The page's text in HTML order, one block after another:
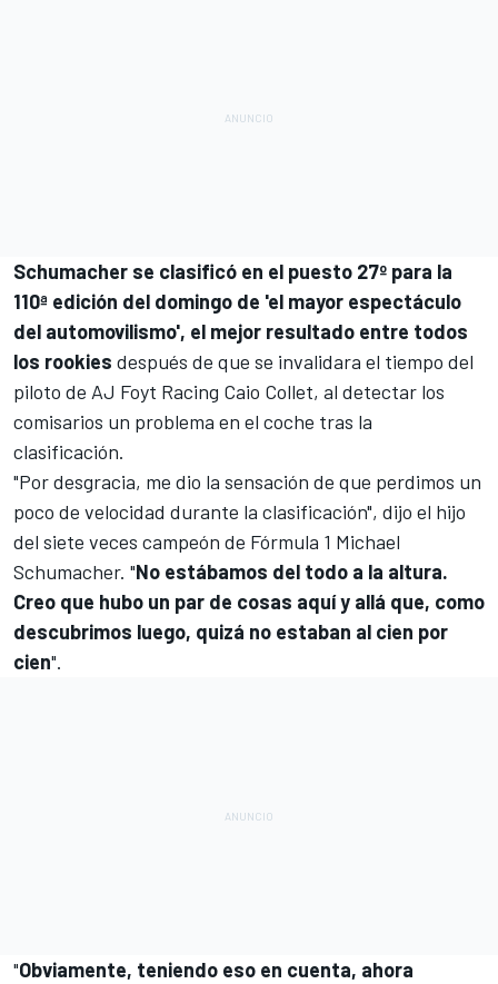
Schumacher se clasificó en el puesto 27º para la
110ª edición del domingo de 'el mayor espectáculo
del automovilismo', el mejor resultado entre todos
los rookies después de que se invalidara el tiempo del
piloto de AJ Foyt Racing Caio Collet, al detectar los
comisarios un problema en el coche tras la
clasificación.
"Por desgracia, me dio la sensación de que perdimos un
poco de velocidad durante la clasificación", dijo el hijo
del siete veces campeón de Fórmula 1 Michael
Schumacher. "No estábamos del todo a la altura.
Creo que hubo un par de cosas aquí y allá que, como
descubrimos luego, quizá no estaban al cien por
cien".
"Obviamente, teniendo eso en cuenta, ahora